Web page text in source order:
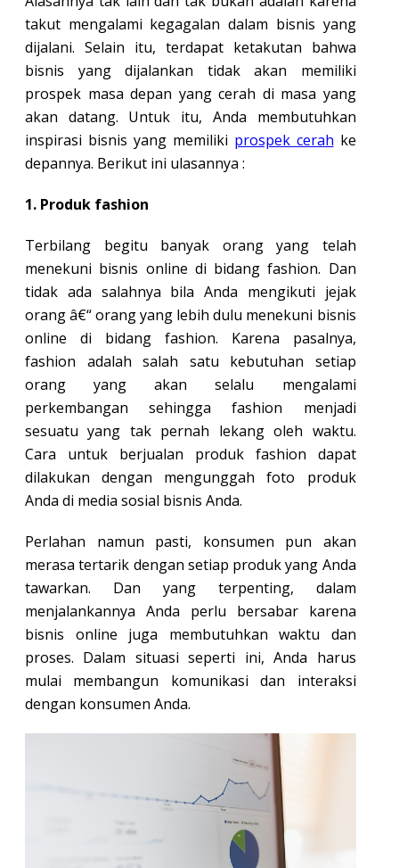
takut mengalami kegagalan dalam bisnis yang
dijalani. Selain itu, terdapat ketakutan bahwa
bisnis yang dijalankan tidak akan memiliki
prospek masa depan yang cerah di masa yang
akan datang. Untuk itu, Anda membutuhkan
inspirasi bisnis yang memiliki prospek cerah ke
depannya. Berikut ini ulasannya :
1. Produk fashion
Terbilang begitu banyak orang yang telah
menekuni bisnis online di bidang fashion. Dan
tidak ada salahnya bila Anda mengikuti jejak
orang â€“ orang yang lebih dulu menekuni bisnis
online di bidang fashion. Karena pasalnya,
fashion adalah salah satu kebutuhan setiap
orang yang akan selalu mengalami
perkembangan sehingga fashion menjadi
sesuatu yang tak pernah lekang oleh waktu.
Cara untuk berjualan produk fashion dapat
dilakukan dengan mengunggah foto produk
Anda di media sosial bisnis Anda.
Perlahan namun pasti, konsumen pun akan
merasa tertarik dengan setiap produk yang Anda
tawarkan. Dan yang terpenting, dalam
menjalankannya Anda perlu bersabar karena
bisnis online juga membutuhkan waktu dan
proses. Dalam situasi seperti ini, Anda harus
mulai membangun komunikasi dan interaksi
dengan konsumen Anda.